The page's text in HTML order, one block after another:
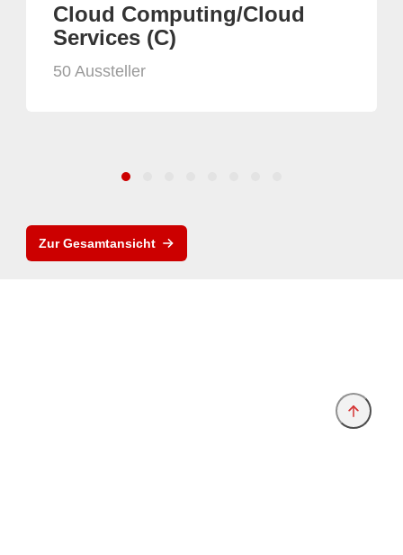
Cloud Computing/Cloud
Services (C)
50 Aussteller
Zur Gesamtansicht